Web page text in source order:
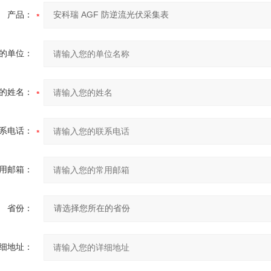
产品：
单位：
姓名：
电话：
邮箱：
省份：
地址：